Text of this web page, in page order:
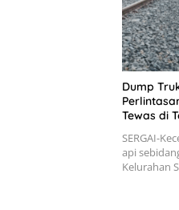
Dump
Tewas di
SERGAI-
api
Kelurahan